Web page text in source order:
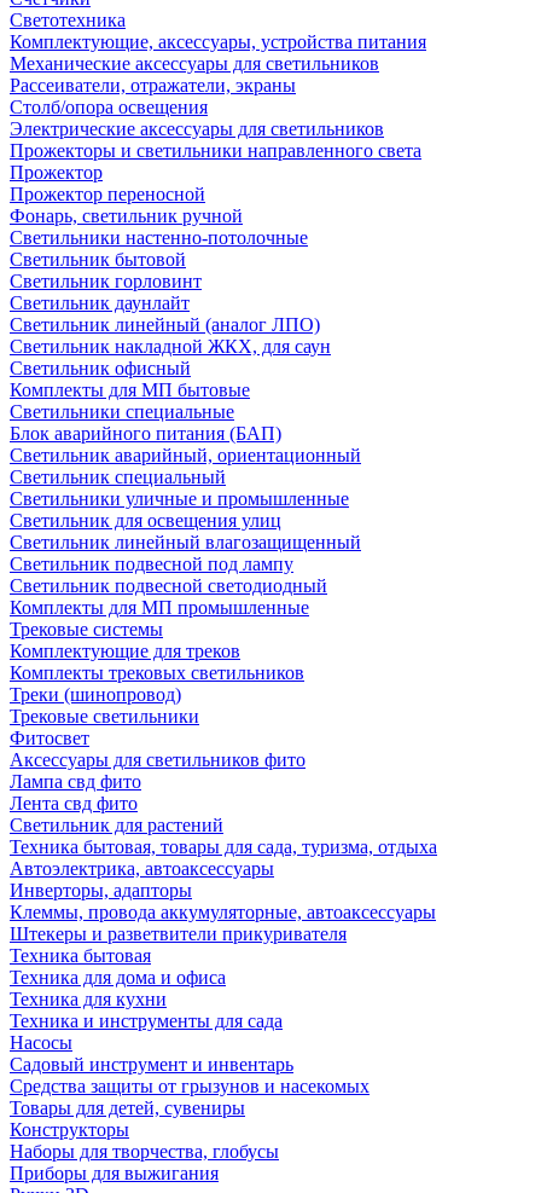
Светотехника
Комплектующие, аксессуары, устройства питания
Механические аксессуары для светильников
Рассеиватели, отражатели, экраны
Столб/опора освещения
Электрические аксессуары для светильников
Прожекторы и светильники направленного света
Прожектор
Прожектор переносной
Фонарь, светильник ручной
Светильники настенно-потолочные
Светильник бытовой
Светильник горловинт
Светильник даунлайт
Светильник линейный (аналог ЛПО)
Светильник накладной ЖКХ, для саун
Светильник офисный
Комплекты для МП бытовые
Светильники специальные
Блок аварийного питания (БАП)
Светильник аварийный, ориентационный
Светильник специальный
Светильники уличные и промышленные
Светильник для освещения улиц
Светильник линейный влагозащищенный
Светильник подвесной под лампу
Светильник подвесной светодиодный
Комплекты для МП промышленные
Трековые системы
Комплектующие для треков
Комплекты трековых светильников
Треки (шинопровод)
Трековые светильники
Фитосвет
Аксессуары для светильников фито
Лампа свд фито
Лента свд фито
Светильник для растений
Техника бытовая, товары для сада, туризма, отдыха
Автоэлектрика, автоаксессуары
Инверторы, адапторы
Клеммы, провода аккумуляторные, автоаксессуары
Штекеры и разветвители прикуривателя
Техника бытовая
Техника для дома и офиса
Техника для кухни
Техника и инструменты для сада
Насосы
Садовый инструмент и инвентарь
Средства защиты от грызунов и насекомых
Товары для детей, сувениры
Конструкторы
Наборы для творчества, глобусы
Приборы для выжигания